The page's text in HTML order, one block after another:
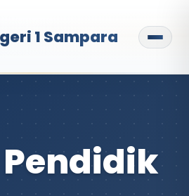
1 Sampara